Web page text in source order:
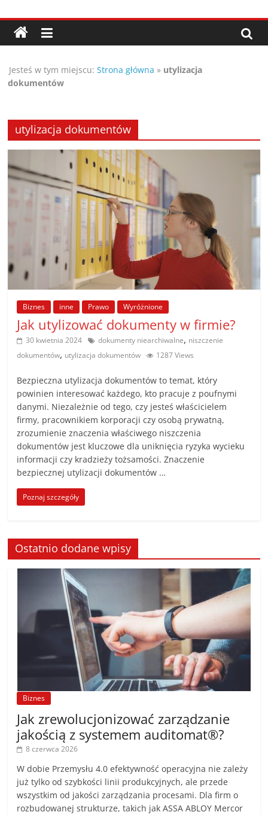
do
treści
Porady,
wskazówki
oraz
ciekawe
rady
–
poznaj
te
poradniki.
Porady
praktyczne
porady
wskazówki
poradniki
na
każdy
temat
Jesteś w tym miejscu: Strona główna » utylizacja
dokumentów
utylizacja dokumentów
Biznes inne Prawo Wyróżnione
Jak utylizować dokumenty w firmie?
30 kwietnia 2024 dokumenty niearchiwalne, niszczenie
dokumentów, utylizacja dokumentów 1287 Views
Bezpieczna utylizacja dokumentów to temat, który
powinien interesować każdego, kto pracuje z poufnymi
danymi. Niezależnie od tego, czy jesteś właścicielem
firmy, pracownikiem korporacji czy osobą prywatną,
zrozumienie znaczenia właściwego niszczenia
dokumentów jest kluczowe dla uniknięcia ryzyka wycieku
informacji czy kradzieży tożsamości. Znaczenie
bezpiecznej utylizacji dokumentów …
Poznaj szczegóły
Ostatnio dodane wpisy
Biznes
Jak zrewolucjonizować zarządzanie
jakością z systemem auditomat®?
8 czerwca 2026
W dobie Przemysłu 4.0 efektywność operacyjna nie zależy
już tylko od szybkości linii produkcyjnych, ale przede
wszystkim od jakości zarządzania procesami. Dla firm o
rozbudowanej strukturze, takich jak ASSA ABLOY Mercor